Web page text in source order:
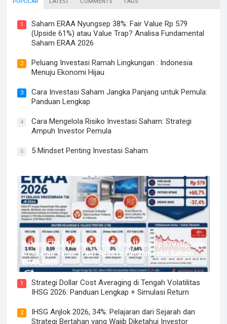
1
Saham ERAA Nyungsep 38%: Fair Value Rp 579
(Upside 61%) atau Value Trap? Analisa Fundamental
Saham ERAA 2026
2
Peluang Investasi Ramah Lingkungan : Indonesia
Menuju Ekonomi Hijau
3
Cara Investasi Saham Jangka Panjang untuk Pemula:
Panduan Lengkap
4
Cara Mengelola Risiko Investasi Saham: Strategi
Ampuh Investor Pemula
5 5 Mindset Penting Investasi Saham
Saham ERAA Nyungsep 38%: Fair Value Rp 579 (Upside
61%) atau Value Trap? Analisa Fundamental Saham
ERAA 2026
1
Strategi Dollar Cost Averaging di Tengah Volatilitas
IHSG 2026: Panduan Lengkap + Simulasi Return
2
IHSG Anjlok 2026, 34%: Pelajaran dari Sejarah dan
Strategi Bertahan yang Wajib Diketahui Investor